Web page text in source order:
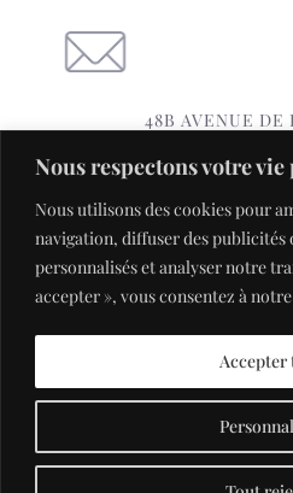
Nous respectons votre vie
Nous utilisons des cookies pour
navigation, diffuser des publicités
personnalisés et analyser notre
accepter », vous consentez à
Accepter
48B AVENUE DE
57330
TÉL: 03 82
© Copyright - COFANO PIZZA -
Communication-